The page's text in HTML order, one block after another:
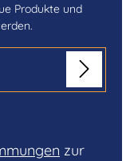
Produkte und
zur